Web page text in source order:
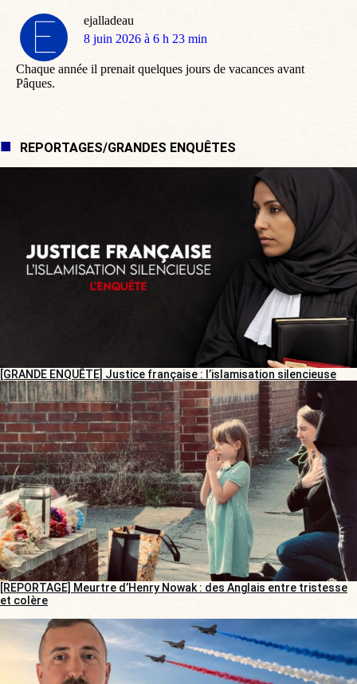
ejalladeau
dit
8 juin 2026 à 6 h 23 min
Chaque année il prenait quelques jours de vacances avant
Pâques.
REPORTAGES/GRANDES ENQUÊTES
[GRANDE ENQUÊTE] Justice française : l’islamisation silencieuse
[REPORTAGE] Meurtre d’Henry Nowak : des Anglais entre tristesse
et colère